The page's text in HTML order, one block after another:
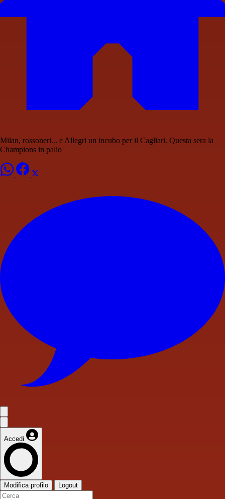
Milan, rossoneri... e Allegri un incubo per il Cagliari. Questa sera la
Champions in palio
Accedi
Modifica profilo Logout